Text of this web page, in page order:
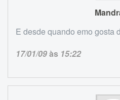
E desde quando emo gosta
17/01/09às 15:22